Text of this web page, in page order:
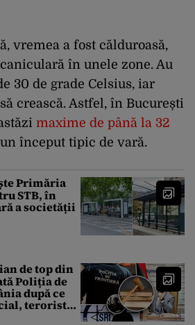
vremea a fost călduroasă,
în unele zone. Au
30 de grade Celsius, iar
crească. Astfel, în București
maxime de până la 32
început tipic de vară.
Primăria
STB, în
a societății
de top din
Poliția de
după ce
terorist